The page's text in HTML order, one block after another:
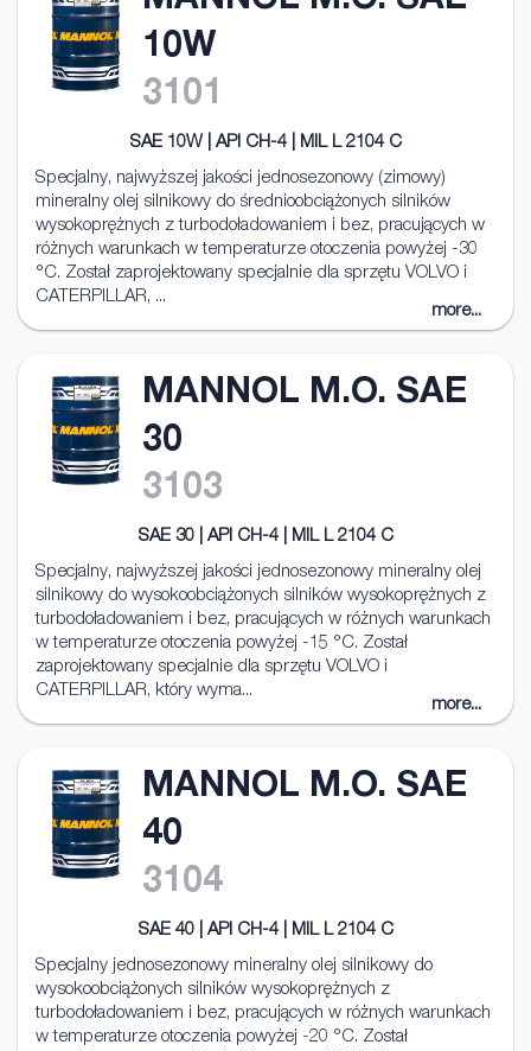
10W
3101
SAE 10W | API CH-4 | MIL L 2104 C
Specjalny, najwyższej jakości jednosezonowy (zimowy)
mineralny olej silnikowy do średnioobciążonych silników
wysokoprężnych z turbodoładowaniem i bez, pracujących w
różnych warunkach w temperaturze otoczenia powyżej -30
°C. Został zaprojektowany specjalnie dla sprzętu VOLVO i
CATERPILLAR, ...
more...
MANNOL M.O. SAE
30
3103
SAE 30 | API CH-4 | MIL L 2104 C
Specjalny, najwyższej jakości jednosezonowy mineralny olej
silnikowy do wysokoobciążonych silników wysokoprężnych z
turbodoładowaniem i bez, pracujących w różnych warunkach
w temperaturze otoczenia powyżej -15 °C. Został
zaprojektowany specjalnie dla sprzętu VOLVO i
CATERPILLAR, który wyma...
more...
MANNOL M.O. SAE
40
3104
SAE 40 | API CH-4 | MIL L 2104 C
Specjalny jednosezonowy mineralny olej silnikowy do
wysokoobciążonych silników wysokoprężnych z
turbodoładowaniem i bez, pracujących w różnych warunkach
w temperaturze otoczenia powyżej -20 °C. Został